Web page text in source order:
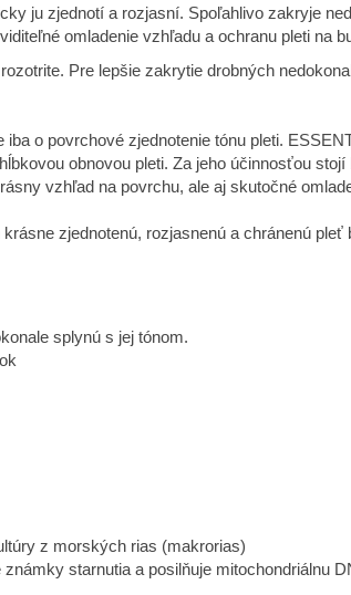
ju zjednotí a rozjasní. Spoľahlivo zakryje
omladenie vzhľadu a ochranu pleti na
Pre lepšie zakrytie drobných
o povrchové zjednotenie tónu pleti.
obnovou pleti. Za jeho účinnosťou
vzhľad na povrchu, ale aj skutočné
zjednotenú, rozjasnenú a chránenú
splynú s jej tónom.
z morských rias (makrorias)
starnutia a posilňuje mitochondriálnu